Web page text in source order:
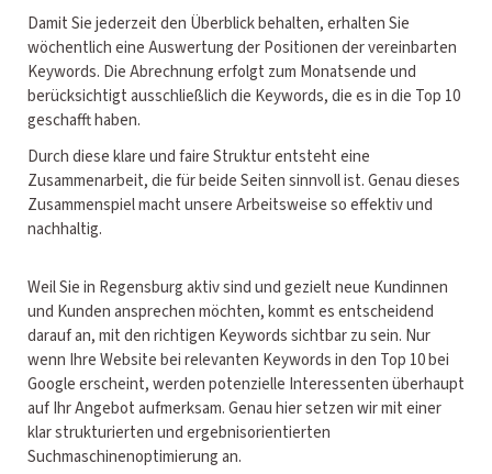
Damit Sie jederzeit den Überblick behalten, erhalten Sie
wöchentlich eine Auswertung der Positionen der vereinbarten
Keywords. Die Abrechnung erfolgt zum Monatsende und
berücksichtigt ausschließlich die Keywords, die es in die Top 10
geschafft haben.
Durch diese klare und faire Struktur entsteht eine
Zusammenarbeit, die für beide Seiten sinnvoll ist. Genau dieses
Zusammenspiel macht unsere Arbeitsweise so effektiv und
nachhaltig.
Weil Sie in Regensburg aktiv sind und gezielt neue Kundinnen
und Kunden ansprechen möchten, kommt es entscheidend
darauf an, mit den richtigen Keywords sichtbar zu sein. Nur
wenn Ihre Website bei relevanten Keywords in den Top 10 bei
Google erscheint, werden potenzielle Interessenten überhaupt
auf Ihr Angebot aufmerksam. Genau hier setzen wir mit einer
klar strukturierten und ergebnisorientierten
Suchmaschinenoptimierung an.